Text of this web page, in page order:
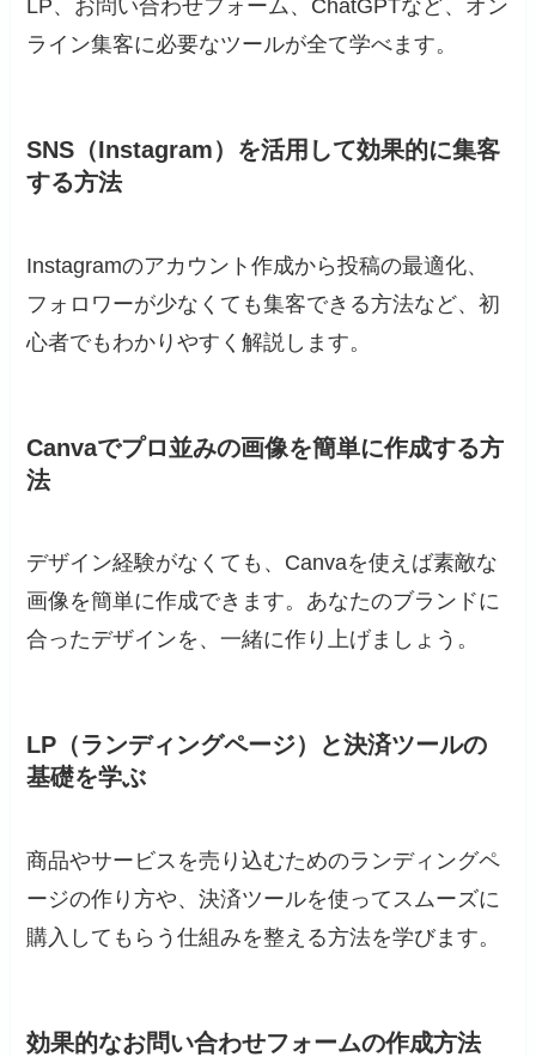
LP、お問い合わせフォーム、ChatGPTなど、オン
ライン集客に必要なツールが全て学べます。
SNS（Instagram）を活用して効果的に集客
する方法
Instagramのアカウント作成から投稿の最適化、
フォロワーが少なくても集客できる方法など、初
心者でもわかりやすく解説します。
Canvaでプロ並みの画像を簡単に作成する方
法
デザイン経験がなくても、Canvaを使えば素敵な
画像を簡単に作成できます。あなたのブランドに
合ったデザインを、一緒に作り上げましょう。
LP（ランディングページ）と決済ツールの
基礎を学ぶ
商品やサービスを売り込むためのランディングペ
ージの作り方や、決済ツールを使ってスムーズに
購入してもらう仕組みを整える方法を学びます。
効果的なお問い合わせフォームの作成方法